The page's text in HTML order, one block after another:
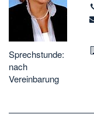
Sprechstunde:
nach
Vereinbarung